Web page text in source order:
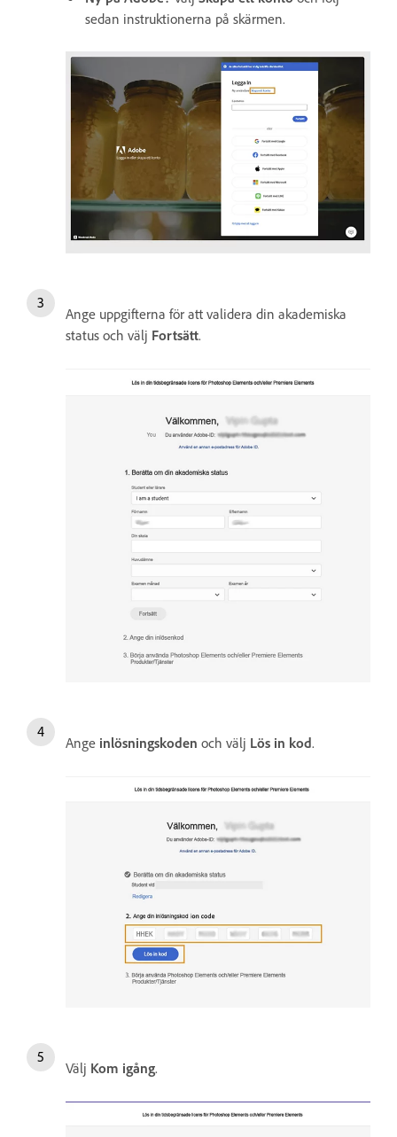
sedan instruktionerna på skärmen.
Ange uppgifterna för att validera din akademiska
status och välj Fortsätt.
Ange inlösningskoden och välj Lös in kod.
Välj Kom igång.